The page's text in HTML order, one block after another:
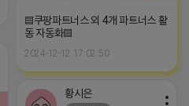
▤쿠팡파트너스 외 4개 파트너스 활
동 자동화▤
2024-12-12 17:02:50
황시은